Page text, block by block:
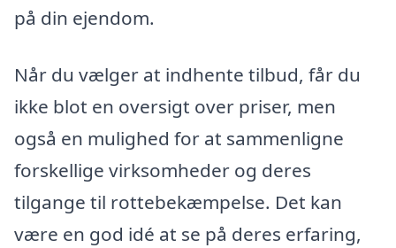
på din ejendom.
Når du vælger at indhente tilbud, får du
ikke blot en oversigt over priser, men
også en mulighed for at sammenligne
forskellige virksomheder og deres
tilgange til rottebekæmpelse. Det kan
være en god idé at se på deres erfaring,